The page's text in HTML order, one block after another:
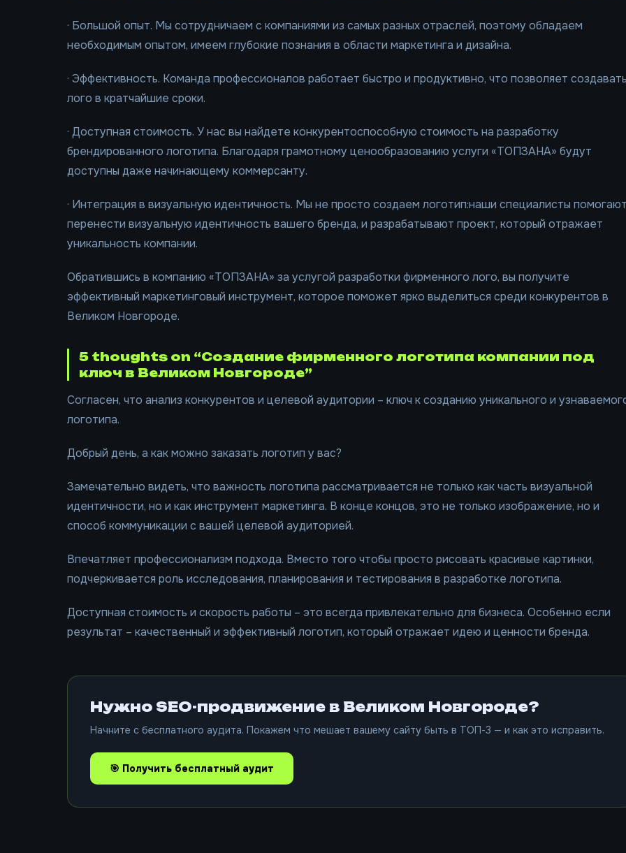
· Большой опыт. Мы сотрудничаем с компаниями из самых разных отраслей, поэтому обладаем
необходимым опытом, имеем глубокие познания в области маркетинга и дизайна.
· Эффективность. Команда профессионалов работает быстро и продуктивно, что позволяет
лого в кратчайшие сроки.
· Доступная стоимость. У нас вы найдете конкурентоспособную стоимость на разработку
брендированного логотипа. Благодаря грамотному ценообразованию услуги «ТОПЗАНА» будут
доступны даже начинающему коммерсанту.
· Интеграция в визуальную идентичность. Мы не просто создаем логотип:наши специалисты
перенести визуальную идентичность вашего бренда, и разрабатывают проект, который отражает
уникальность компании.
Обратившись в компанию «ТОПЗАНА» за услугой разработки фирменного лого, вы получите
эффективный маркетинговый инструмент, которое поможет ярко выделиться среди конкурентов в
Великом Новгороде.
5 thoughts on “Создание фирменного логотипа компании под
ключ в Великом Новгороде”
Согласен, что анализ конкурентов и целевой аудитории – ключ к созданию уникального и
логотипа.
Добрый день, а как можно заказать логотип у вас?
Замечательно видеть, что важность логотипа рассматривается не только как часть визуальной
идентичности, но и как инструмент маркетинга. В конце концов, это не только изображение, но и
способ коммуникации с вашей целевой аудиторией.
Впечатляет профессионализм подхода. Вместо того чтобы просто рисовать красивые картинки,
подчеркивается роль исследования, планирования и тестирования в разработке логотипа.
Доступная стоимость и скорость работы – это всегда привлекательно для бизнеса. Особенно если
результат – качественный и эффективный логотип, который отражает идею и ценности бренда.
Нужно SEO-продвижение в Великом Новгороде?
Начните с бесплатного аудита. Покажем что мешает вашему сайту быть в ТОП-3 — и как это исправить.
🎯 Получить бесплатный аудит